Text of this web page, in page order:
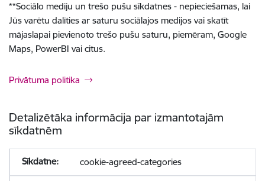
**Sociālo mediju un trešo pušu sīkdatnes - nepieciešamas, lai
Jūs varētu dalīties ar saturu sociālajos medijos vai skatīt
mājaslapai pievienoto trešo pušu saturu, piemēram, Google
Maps, PowerBI vai citus.
Privātuma politika
Detalizētāka informācija par izmantotajām
sīkdatnēm
cookie-agreed-categories